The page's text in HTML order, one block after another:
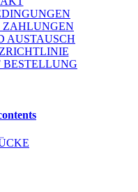
AUSTAUSCH
BESTELLUNG